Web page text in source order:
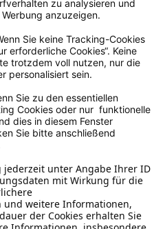
– 13 Uhr